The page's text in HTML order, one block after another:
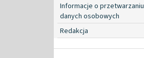
Informacje o przetwarzaniu
danych osobowych
Redakcja